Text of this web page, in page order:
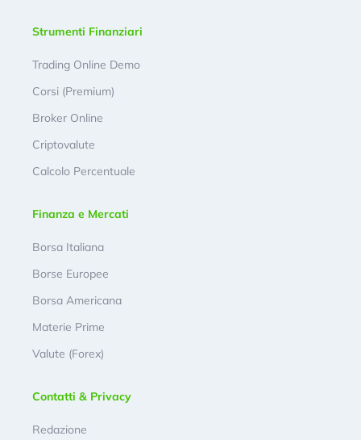
Strumenti Finanziari
Trading Online Demo
Corsi (Premium)
Broker Online
Criptovalute
Calcolo Percentuale
Finanza e Mercati
Borsa Italiana
Borse Europee
Borsa Americana
Materie Prime
Valute (Forex)
Contatti & Privacy
Redazione